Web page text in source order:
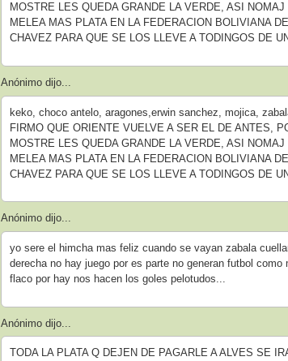
MOSTRE LES QUEDA GRANDE LA VERDE, ASI
MELEA MAS PLATA EN LA FEDERACION BOLIVIANA
CHAVEZ PARA QUE SE LOS LLEVE A TODINGOS DE
Anónimo dijo...
keko, choco antelo, aragones,erwin sanchez, mojica,
FIRMO QUE ORIENTE VUELVE A SER EL DE ANTES,
MOSTRE LES QUEDA GRANDE LA VERDE, ASI
MELEA MAS PLATA EN LA FEDERACION BOLIVIANA
CHAVEZ PARA QUE SE LOS LLEVE A TODINGOS DE
Anónimo dijo...
yo sere el himcha mas feliz cuando se vayan zabala
derecha no hay juego por es parte no generan futbol
flaco por hay nos hacen los goles pelotudos...
Anónimo dijo...
TODA LA PLATA Q DEJEN DE PAGARLE A ALVES SE